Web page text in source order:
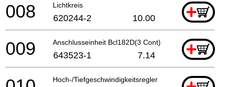
Lichtkreis +
008 620244-2 10.00
Anschlusseinheit Bcl182D(3 Cont) A +
009 643523-1 7.14
Hoch-/Tiefgeschwindigkeitsregler